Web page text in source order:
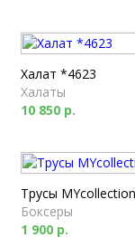
Халат *4623
Халаты
10 850 р.
Трусы
Боксеры
1 900 р.